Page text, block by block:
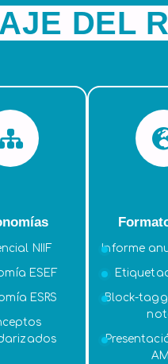
DEL
NIIF
ESEF
ESRS
Informe
Block-